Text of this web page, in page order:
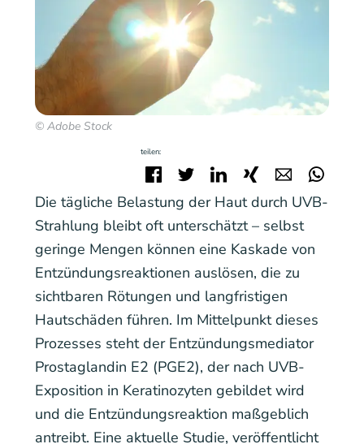
© Adobe Stock
teilen:
FacebookTwitterLinkedIn
Xing E-mail
Die tägliche Belastung der Haut durch UVB-
Strahlung bleibt oft unterschätzt – selbst
geringe Mengen können eine Kaskade von
Entzündungsreaktionen auslösen, die zu
sichtbaren Rötungen und langfristigen
Hautschäden führen. Im Mittelpunkt dieses
Prozesses steht der Entzündungsmediator
Prostaglandin E2 (PGE2), der nach UVB-
Exposition in Keratinozyten gebildet wird
und die Entzündungsreaktion maßgeblich
antreibt. Eine aktuelle Studie, veröffentlicht